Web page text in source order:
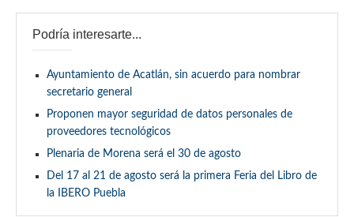
Podría interesarte...
Ayuntamiento de Acatlán, sin acuerdo para nombrar
secretario general
Proponen mayor seguridad de datos personales de
proveedores tecnológicos
Plenaria de Morena será el 30 de agosto
Del 17 al 21 de agosto será la primera Feria del Libro de
la IBERO Puebla